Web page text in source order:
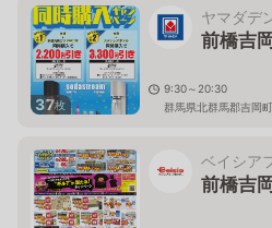
37枚
ヤマダデ
前橋吉
9:30～20:30
群馬県北群馬郡吉岡
ベイシア
前橋吉